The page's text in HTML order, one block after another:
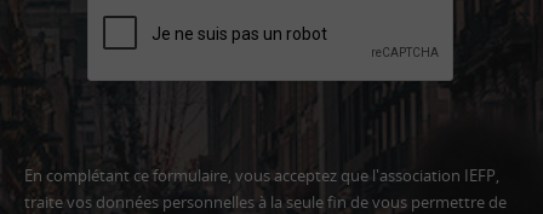
En complétant ce formulaire, vous acceptez que l'association IEFP,
traite vos données personnelles à la seule fin de vous permettre de